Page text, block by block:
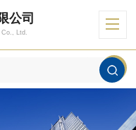
公司
Co., Ltd.